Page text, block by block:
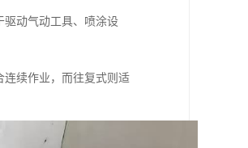
驱动气动工具、喷涂设
连续作业，而往复式则适